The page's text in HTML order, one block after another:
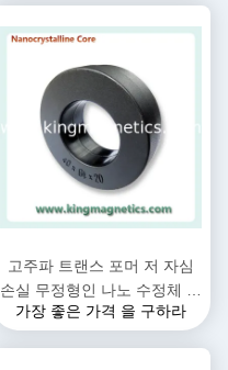
고주파 트랜스 포머 저 자심
손실 무정형인 나노 수정체 핵
심
가장 좋은 가격 을 구하라